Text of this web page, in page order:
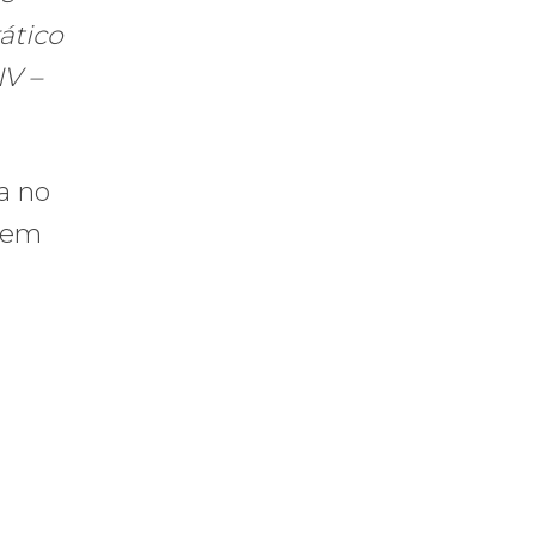
–
no